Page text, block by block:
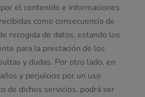
el contenido e informaciones
como consecuencia de
recogida de datos, estando los
para la prestación de los
y dudas. Por otro lado, en
y perjuicios por un uso
de dichos servicios, podrá ser